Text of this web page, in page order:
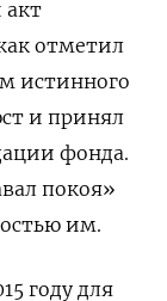
акт
отметил
истинного
и принял
фонда.
покоя»
им.
году для